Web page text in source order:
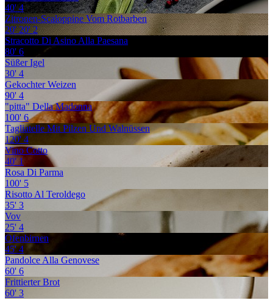
40'4
Zitronen-Scaloppine Vom Rotbarben
20'20'2
Stracotto Di Asino Alla Paesana
80' 6
Süßer Igel
30' 4
Gekochter Weizen
90' 4
"pitta" Della Madonna
100' 6
Tagliatelle Mit Pilzen Und Walnüssen
120' 4
Vino Cotto
40' 1
Rosa Di Parma
100' 5
Risotto Al Teroldego
35' 3
Vov
25' 4
Ofenbirnen
45' 4
Pandolce Alla Genovese
60' 6
Frittierter Brot
60' 3